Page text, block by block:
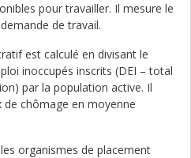
pour travailler. Il mesure le
de travail.
est calculé en divisant le
inoccupés inscrits (DEI – total
par la population active. Il
de chômage en moyenne
organismes de placement